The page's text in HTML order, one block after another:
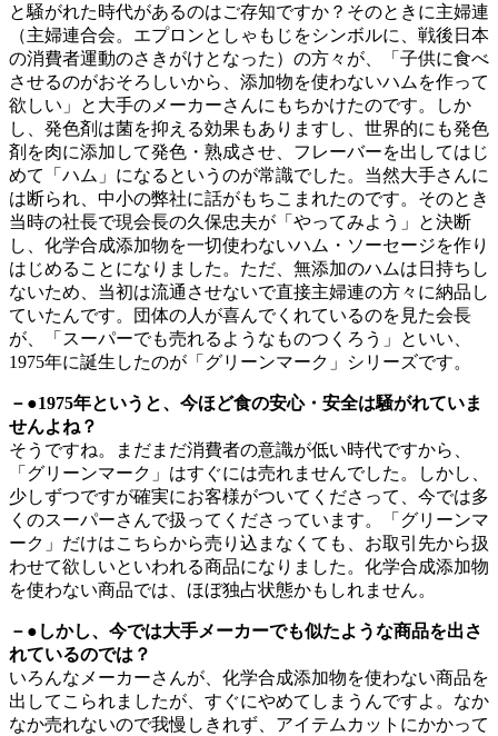
と騒がれた時代があるのはご存知ですか？そのときに主婦連
（主婦連合会。エプロンとしゃもじをシンボルに、戦後日本
の消費者運動のさきがけとなった）の方々が、「子供に食べ
させるのがおそろしいから、添加物を使わないハムを作って
欲しい」と大手のメーカーさんにもちかけたのです。しか
し、発色剤は菌を抑える効果もありますし、世界的にも発色
剤を肉に添加して発色・熟成させ、フレーバーを出してはじ
めて「ハム」になるというのが常識でした。当然大手さんに
は断られ、中小の弊社に話がもちこまれたのです。そのとき
当時の社長で現会長の久保忠夫が「やってみよう」と決断
し、化学合成添加物を一切使わないハム・ソーセージを作り
はじめることになりました。ただ、無添加のハムは日持ちし
ないため、当初は流通させないで直接主婦連の方々に納品し
ていたんです。団体の人が喜んでくれているのを見た会長
が、「スーパーでも売れるようなものつくろう」といい、
1975年に誕生したのが「グリーンマーク」シリーズです。
－●1975年というと、今ほど食の安心・安全は騒がれていま
せんよね？
そうですね。まだまだ消費者の意識が低い時代ですから、
「グリーンマーク」はすぐには売れませんでした。しかし、
少しずつですが確実にお客様がついてくださって、今では多
くのスーパーさんで扱ってくださっています。「グリーンマ
ーク」だけはこちらから売り込まなくても、お取引先から扱
わせて欲しいといわれる商品になりました。化学合成添加物
を使わない商品では、ほぼ独占状態かもしれません。
－●しかし、今では大手メーカーでも似たような商品を出さ
れているのでは？
いろんなメーカーさんが、化学合成添加物を使わない商品を
出してこられましたが、すぐにやめてしまうんですよ。なか
なか売れないので我慢しきれず、アイテムカットにかかって